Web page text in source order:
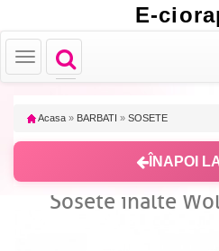
E-
Toggle
navigation
Toggle
navigation
Acasa » BARBATI » SOSETE
ÎNAPOI
Sosete inalte